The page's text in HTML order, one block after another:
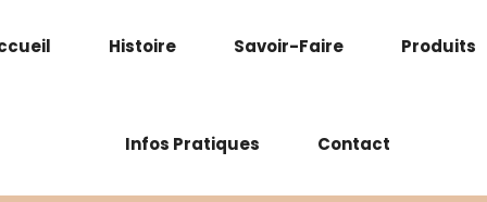
Histoire Savoir-Faire Produits
Infos Pratiques Contact